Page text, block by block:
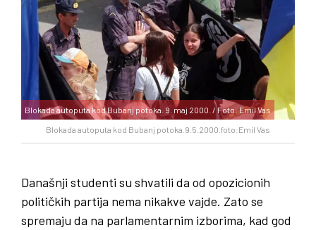
Blokada autoputa kod Bubanj potoka.9.5.2000.foto:Emil Vas
Blokada autoputa kod Bubanj potoka. 9. maj 2000. / Foto: Emil Vas
Današnji studenti su shvatili da od opozicionih
političkih partija nema nikakve vajde. Zato se
spremaju da na parlamentarnim izborima, kad god